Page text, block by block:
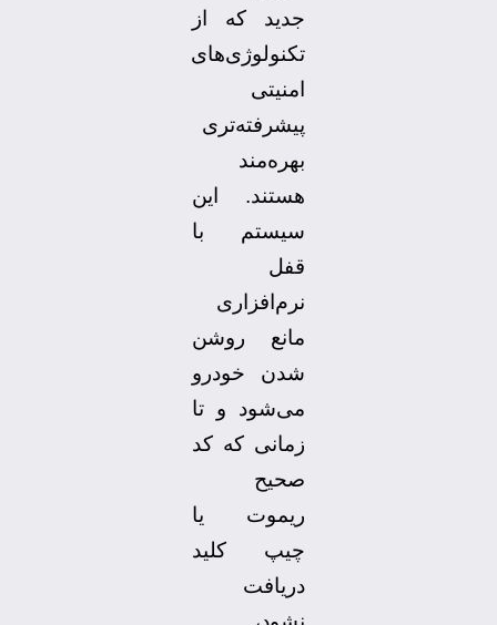
جدید که از
تکنولوژی‌های
امنیتی
پیشرفته‌تری
بهره‌مند
هستند. این
سیستم با
قفل
نرم‌افزاری
مانع روشن
شدن خودرو
می‌شود و تا
زمانی که کد
صحیح
ریموت یا
چیپ کلید
دریافت